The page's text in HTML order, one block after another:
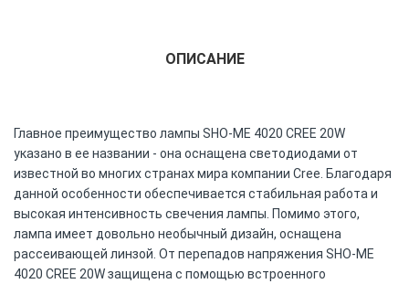
ОПИСАНИЕ
Главное преимущество лампы SHO-ME 4020 CREE 20W
указано в ее названии - она оснащена светодиодами от
известной во многих странах мира компании Cree. Благодаря
данной особенности обеспечивается стабильная работа и
высокая интенсивность свечения лампы. Помимо этого,
лампа имеет довольно необычный дизайн, оснащена
рассеивающей линзой. От перепадов напряжения SHO-ME
4020 CREE 20W защищена с помощью встроенного